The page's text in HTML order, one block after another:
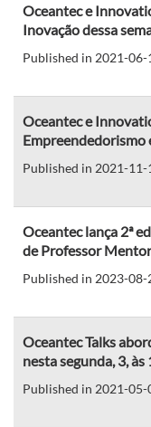
Oceantec e
Inovação dessa
Published in 2021-
Oceantec e
Empreendedorismo
Published in 2021-
Oceantec lança 2ª
de Professor Mentor
Published in 2023-
Oceantec Talks
nesta segunda, 3, às
Published in 2021-